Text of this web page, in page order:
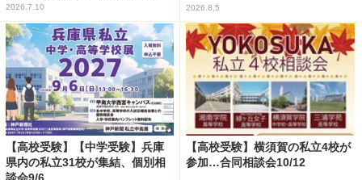
2026.7.10 2026.8.5
【高校受験】【中学受験】兵庫
県内の私立31校が集結、個別相
談会9/6
【高校受験】横須賀の私立4校が
参加…合同相談会10/12